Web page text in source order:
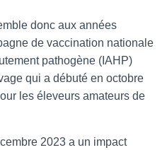
donc aux années
de vaccination nationale
pathogène (IAHP)
qui a débuté en octobre
les éleveurs amateurs de
2023 a un impact